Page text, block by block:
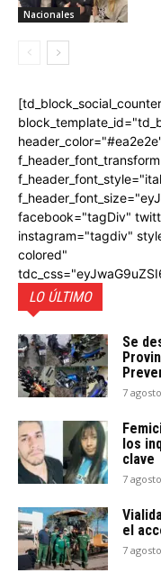
Nacionales
facebook="tagDiv"
instagram="tagdiv"
colored"
LO ÚLTIMO
Se
7
los
clave
7
el
7